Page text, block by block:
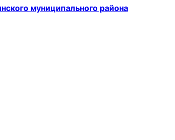
муниципального района